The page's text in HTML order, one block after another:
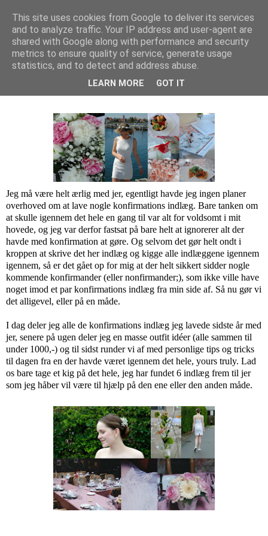
Isa Larsen
tirsdag den 31. januar 2017
Hjælp Til Kommende Konfirmander | 2017
Jeg må være helt ærlig med jer, egentligt havde jeg ingen planer
overhoved om at lave nogle konfirmations indlæg. Bare tanken om
at skulle igennem det hele en gang til var alt for voldsomt i mit
hovede, og jeg var derfor fastsat på bare helt at ignorerer alt der
havde med konfirmation at gøre. Og selvom det gør helt ondt i
kroppen at skrive det her indlæg og kigge alle indlæggene igennem
igennem, så er det gået op for mig at der helt sikkert sidder nogle
kommende konfirmander (eller nonfirmander;), som ikke ville have
noget imod et par konfirmations indlæg fra min side af. Så nu gør vi
det alligevel, eller på en måde.
I dag deler jeg alle de konfirmations indlæg jeg lavede sidste år med
jer, senere på ugen deler jeg en masse outfit idéer (alle sammen til
under 1000,-) og til sidst runder vi af med personlige tips og tricks
til dagen fra en der havde været igennem det hele, yours truly. Lad
os bare tage et kig på det hele, jeg har fundet 6 indlæg frem til jer
som jeg håber vil være til hjælp på den ene eller den anden måde.
This site uses cookies from Google to deliver its services
and to analyze traffic. Your IP address and user-agent are
shared with Google along with performance and security
metrics to ensure quality of service, generate usage
statistics, and to detect and address abuse.
LEARN MORE GOT IT